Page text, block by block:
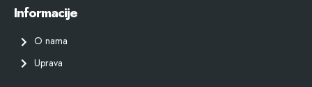
Informacije
O nama
Uprava